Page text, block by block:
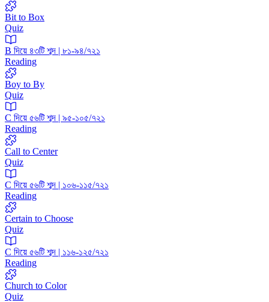
Bit to Box
Quiz
B দিয়ে ৪৩টি শব্দ | ৮১-৯৪/৭২১
Reading
Boy to By
Quiz
C দিয়ে ৫৬টি শব্দ | ৯৫-১০৫/৭২১
Reading
Call to Center
Quiz
C দিয়ে ৫৬টি শব্দ | ১০৬-১১৫/৭২১
Reading
Certain to Choose
Quiz
C দিয়ে ৫৬টি শব্দ | ১১৬-১২৫/৭২১
Reading
Church to Color
Quiz